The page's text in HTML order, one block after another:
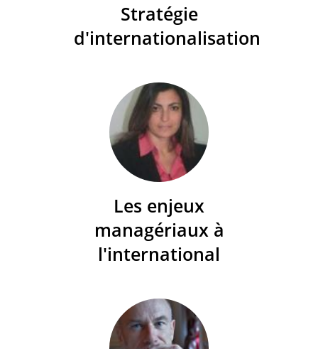
Stratégie
d'internationalisation
Les enjeux
managériaux à
l'international